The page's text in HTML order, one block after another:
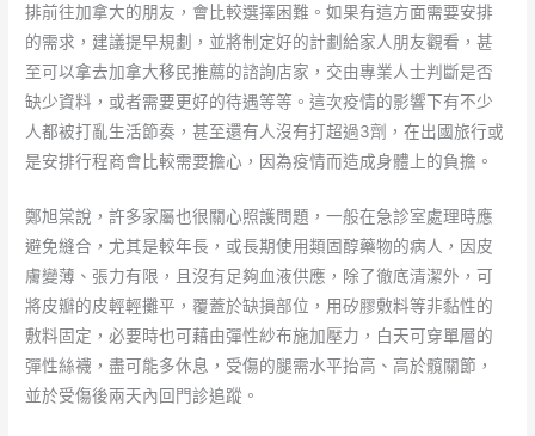
排前往加拿大的朋友，會比較選擇困難。如果有這方面需要安排
的需求，建議提早規劃，並將制定好的計劃給家人朋友觀看，甚
至可以拿去加拿大移民推薦的諮詢店家，交由專業人士判斷是否
缺少資料，或者需要更好的待遇等等。這次疫情的影響下有不少
人都被打亂生活節奏，甚至還有人沒有打超過3劑，在出國旅行或
是安排行程商會比較需要擔心，因為疫情而造成身體上的負擔。
鄭旭棠說，許多家屬也很關心照護問題，一般在急診室處理時應
避免縫合，尤其是較年長，或長期使用類固醇藥物的病人，因皮
膚變薄、張力有限，且沒有足夠血液供應，除了徹底清潔外，可
將皮瓣的皮輕輕攤平，覆蓋於缺損部位，用矽膠敷料等非黏性的
敷料固定，必要時也可藉由彈性紗布施加壓力，白天可穿單層的
彈性絲襪，盡可能多休息，受傷的腿需水平抬高、高於髖關節，
並於受傷後兩天內回門診追蹤。